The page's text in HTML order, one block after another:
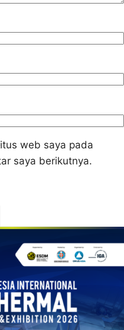
web saya pada
saya berikutnya.